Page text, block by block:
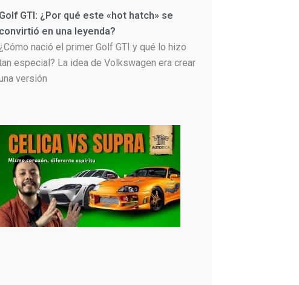
Golf GTI: ¿Por qué este «hot hatch» se
convirtió en una leyenda?
nació el primer Golf GTI y qué lo hizo
especial? La idea de Volkswagen era crear
versión